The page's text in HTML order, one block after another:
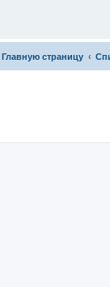
страницу